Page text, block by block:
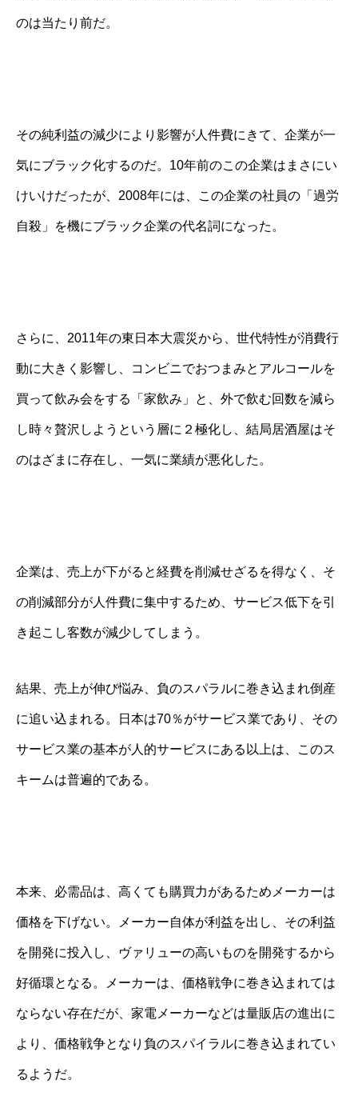
のは当たり前だ。
その純利益の減少により影響が人件費にきて、企業が一
気にブラック化するのだ。10年前のこの企業はまさにい
けいけだったが、2008年には、この企業の社員の「過労
自殺」を機にブラック企業の代名詞になった。
さらに、2011年の東日本大震災から、世代特性が消費行
動に大きく影響し、コンビニでおつまみとアルコールを
買って飲み会をする「家飲み」と、外で飲む回数を減ら
し時々贅沢しようという層に２極化し、結局居酒屋はそ
のはざまに存在し、一気に業績が悪化した。
企業は、売上が下がると経費を削減せざるを得なく、そ
の削減部分が人件費に集中するため、サービス低下を引
き起こし客数が減少してしまう。
結果、売上が伸び悩み、負のスパラルに巻き込まれ倒産
に追い込まれる。日本は70％がサービス業であり、その
サービス業の基本が人的サービスにある以上は、このス
キームは普遍的である。
本来、必需品は、高くても購買力があるためメーカーは
価格を下げない。メーカー自体が利益を出し、その利益
を開発に投入し、ヴァリューの高いものを開発するから
好循環となる。メーカーは、価格戦争に巻き込まれては
ならない存在だが、家電メーカーなどは量販店の進出に
より、価格戦争となり負のスパイラルに巻き込まれてい
るようだ。